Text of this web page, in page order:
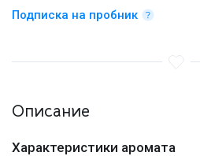
Подписка на пробник
Описание
Характеристики аромата